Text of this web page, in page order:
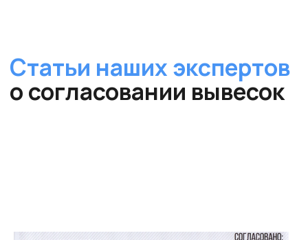
Запросить страховое
свидетельство